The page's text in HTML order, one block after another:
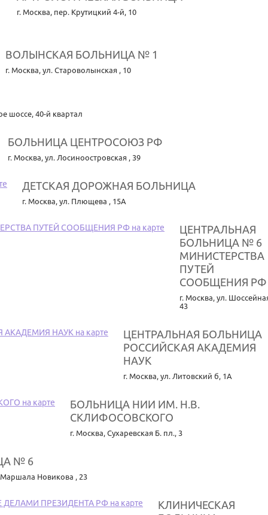
г. Москва, пер. Крутицкий 4-й, 10
ВОЛЫНСКАЯ БОЛЬНИЦА № 1
г. Москва, ул. Староволынская , 10
шоссе, 40-й квартал
БОЛЬНИЦА ЦЕНТРОСОЮЗ РФ
г. Москва, ул. Лосиноостровская , 39
ДЕТСКАЯ ДОРОЖНАЯ БОЛЬНИЦА
г. Москва, ул. Плющева , 15А
ЦЕНТРАЛЬНАЯ
БОЛЬНИЦА № 6
МИНИСТЕРСТВА
ПУТЕЙ
СООБЩЕНИЯ РФ
г. Москва, ул.
43
ЦЕНТРАЛЬНАЯ БОЛЬНИЦА
РОССИЙСКАЯ АКАДЕМИЯ
НАУК
г. Москва, ул. Литовский б, 1А
БОЛЬНИЦА НИИ ИМ. Н.В.
СКЛИФОСОВСКОГО
г. Москва, Сухаревская Б. пл., 3
№ 6
Маршала Новикова , 23
КЛИНИЧЕСКАЯ